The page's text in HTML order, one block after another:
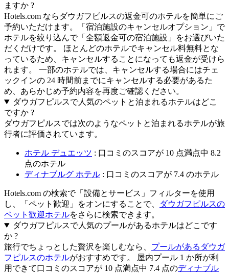
ますか ?
Hotels.com ならダウガフピルスの返金可のホテルを簡単にご
予約いただけます。「宿泊施設のキャンセルオプション」で
ホテルを絞り込んで「全額返金可の宿泊施設」をお選びいた
だくだけです。 ほとんどのホテルでキャンセル料無料とな
っているため、キャンセルすることになっても返金が受けら
れます。 一部のホテルでは、キャンセルする場合にはチェ
ックインの 24 時間前までにキャンセルする必要があるた
め、あらかじめ予約内容を再度ご確認ください。
ダウガフピルスで人気のペットと泊まれるホテルはどこ
ですか ?
ダウガフピルスでは次のようなペットと泊まれるホテルが旅
行者に評価されています。
ホテル デュエッツ : 口コミのスコアが 10 点満点中 8.2
点のホテル
ディナブルグ ホテル : 口コミのスコアが 7.4 のホテル
Hotels.com の検索で「設備とサービス」フィルターを使用
し、「ペット歓迎」をオンにすることで、
ダウガフピルスの
ペット歓迎ホテルをさらに検索できます。
ダウガフピルスで人気のプールがあるホテルはどこです
か ?
旅行でちょっとした贅沢を楽しむなら、 プールがあるダウガ
フピルスのホテルがおすすめです。 屋内プール 1 か所が利
用できて口コミのスコアが 10 点満点中 7.4 点のディナブル